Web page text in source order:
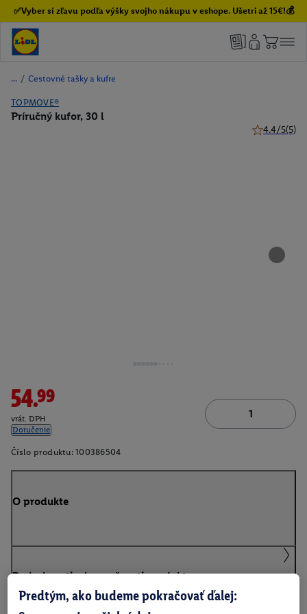
✅Vyber si zľavu podľa výšky svojho nákupu v eshope. Ušetri až 15€!💰
/ Cestovné tašky a kufre
TOPMOVE®
Príručný kufor, 30 l
4.4/5(5)
54.99
vrát. DPH
Doručenie
Číslo produktu: 100386504
O produkte
Podrobnosti o bezpečnosti produktu
Predtým, ako budeme pokračovať ďalej: